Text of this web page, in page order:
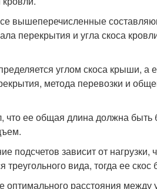
вышеперечисленные
перекрытия и угла скоса
углом скоса крыши, а
метода перевозки и
ее общая длина должна быть
зависит от нагрузки,
вида, тогда ее скос
расстояния между